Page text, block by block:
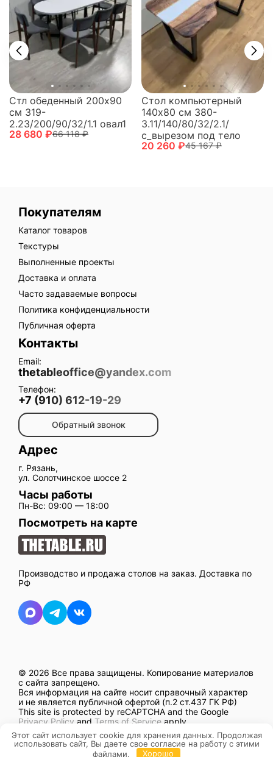
Стл обеденный 200х90
см 319-
2.23/200/90/32/1.1 овал1
28 680 ₽66 118 ₽
Стол компьютерный
140х80 см 380-
3.11/140/80/32/2.1/
с_вырезом под тело
20 260 ₽45 167 ₽
Производство и продажа столов на заказ. Доставка по
РФ
Покупателям
Каталог товаров
Текстуры
Выполненные проекты
Доставка и оплата
Часто задаваемые вопросы
Политика конфиденциальности
Публичная оферта
Контакты
Email:
thetableoffice@yandex.com
Телефон:
+7 (910) 612-19-29
Обратный звонок
Адрес
г. Рязань,
ул. Солотчинское шоссе 2
Часы работы
Пн-Вс: 09:00 — 18:00
Посмотреть на карте
© 2026 Все права защищены. Копирование материалов
с сайта запрещено.
Вся информация на сайте носит справочный характер
и не является публичной офертой (п.2 ст.437 ГК РФ)
This site is protected by reCAPTCHA and the Google
Privacy Policy and Terms of Service apply.
Разработано вmitroliti
Этот сайт использует cookie для хранения данных. Продолжая
использовать сайт, Вы даете свое согласие на работу с этими
файлами.
Хорошо